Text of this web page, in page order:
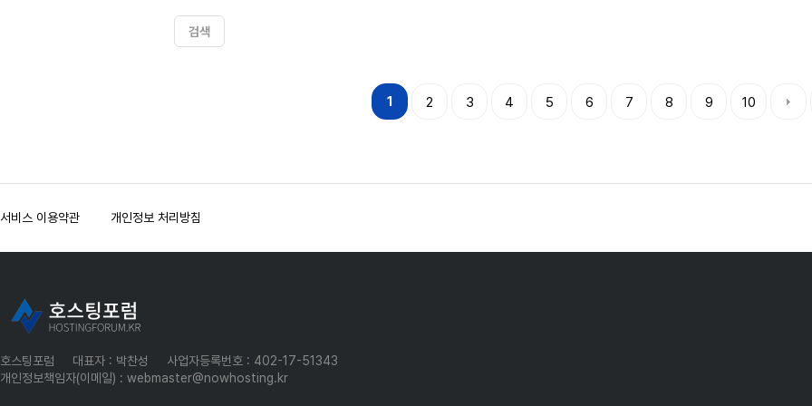
검색
1 2 3 4 5 6 7 8 9 10
맨끝
서비스 이용약관 개인정보 처리방침
호스팅포럼 대표자 : 박찬성
사업자등록번호 : 402-17-51343
개인정보책임자(이메일) : webmaster@nowhosting.kr